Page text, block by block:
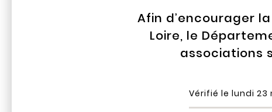
Afin d’encourager
Loire, le
associations
Vérifié le lundi 23